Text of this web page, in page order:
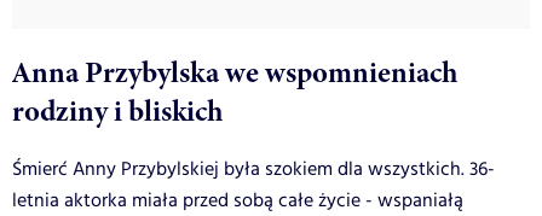
Anna Przybylska we wspomnieniach
rodziny i bliskich
Śmierć Anny Przybylskiej była szokiem dla wszystkich. 36-
letnia aktorka miała przed sobą całe życie - wspaniałą